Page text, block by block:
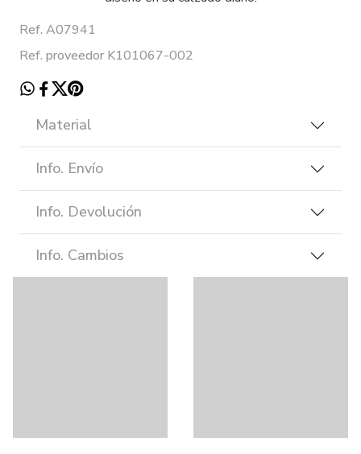
Ref. A07941
Ref. proveedor K101067-002
Material
Info. Envío
Info. Devolución
Info. Cambios